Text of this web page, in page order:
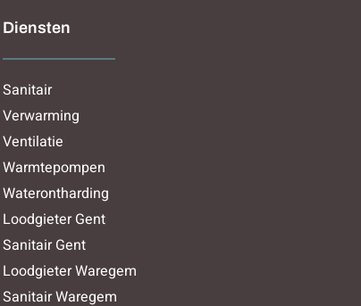
Diensten
Sanitair
Verwarming
Ventilatie
Warmtepompen
Waterontharding
Loodgieter Gent
Sanitair Gent
Loodgieter Waregem
Sanitair Waregem